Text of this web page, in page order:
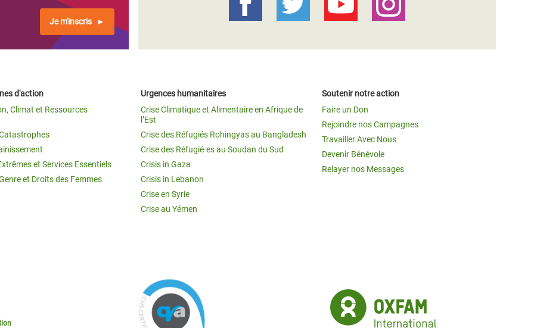
Je m'inscris
d'action
Climat et Ressources
et Services Essentiels
et Droits des Femmes
Urgences humanitaires
Crise Climatique et Alimentaire en Afrique de
l’Est
Crise des Réfugiés Rohingyas au Bangladesh
Crise des Réfugié·es au Soudan du Sud
Crisis in Gaza
Crisis in Lebanon
Crise en Syrie
Crise au Yémen
Soutenir notre action
Faire un Don
Rejoindre nos Campagnes
Travailler Avec Nous
Devenir Bénévole
Relayer nos Messages